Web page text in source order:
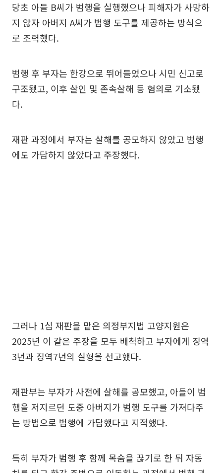
당초 아들 B씨가 범행을 실행했으나 피해자가 사망하
지 않자 아버지 A씨가 범행 도구를 제공하는 방식으
로 조력했다.
범행 후 부자는 한강으로 뛰어들었으나 시민 신고로
구조됐고, 이후 살인 및 존속살해 등 혐의로 기소됐
다.
재판 과정에서 부자는 살해를 공모하지 않았고 범행
에도 가담하지 않았다고 주장했다.
그러나 1심 재판을 맡은 의정부지법 고양지원은
2025년 이 같은 주장을 모두 배척하고 부자에게 징역
3년과 징역7년의 실형을 선고했다.
재판부는 부자가 사전에 살해를 공모했고, 아들이 범
행을 저지르던 도중 아버지가 범행 도구를 가져다주
는 방법으로 범행에 가담했다고 지적했다.
특히 부자가 범행 후 함께 목숨을 끊기로 한 뒤 자동